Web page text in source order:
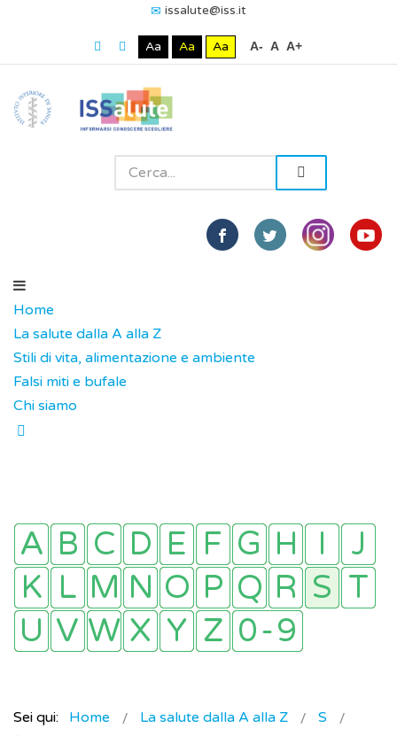
issalute@iss.it
Aa Aa Aa A- A A+
Home
La salute dalla A alla Z
Stili di vita, alimentazione e ambiente
Falsi miti e bufale
Chi siamo
Sei qui: Home La salute dalla A alla Z
S